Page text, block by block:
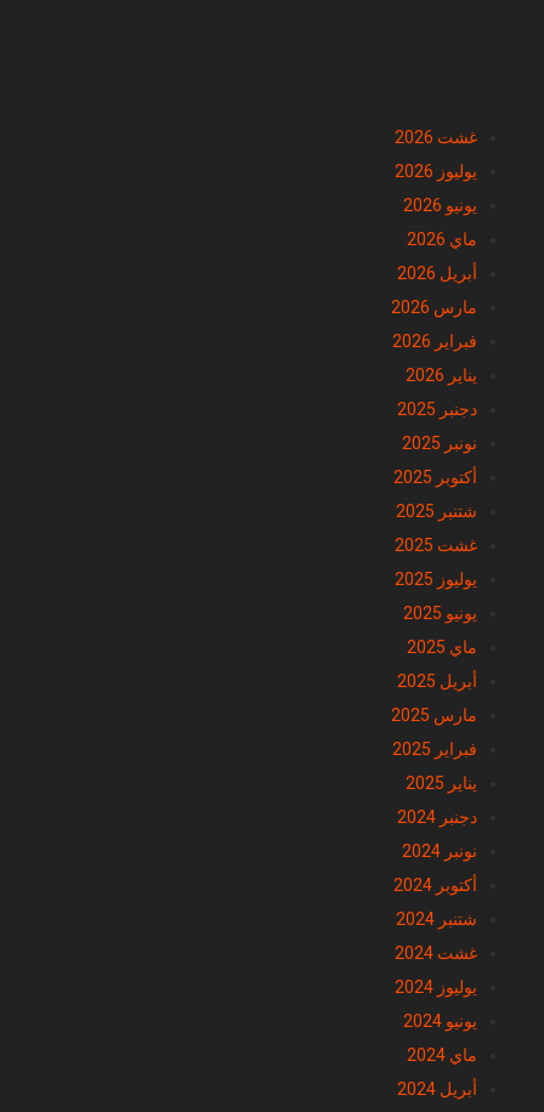
غشت 2026
يوليوز 2026
يونيو 2026
ماي 2026
أبريل 2026
مارس 2026
فبراير 2026
يناير 2026
دجنبر 2025
نونبر 2025
أكتوبر 2025
شتنبر 2025
غشت 2025
يوليوز 2025
يونيو 2025
ماي 2025
أبريل 2025
مارس 2025
فبراير 2025
يناير 2025
دجنبر 2024
نونبر 2024
أكتوبر 2024
شتنبر 2024
غشت 2024
يوليوز 2024
يونيو 2024
ماي 2024
أبريل 2024